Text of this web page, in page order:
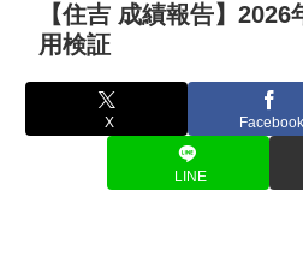
【住吉 成績報告】
用検証
X Facebook
LINE